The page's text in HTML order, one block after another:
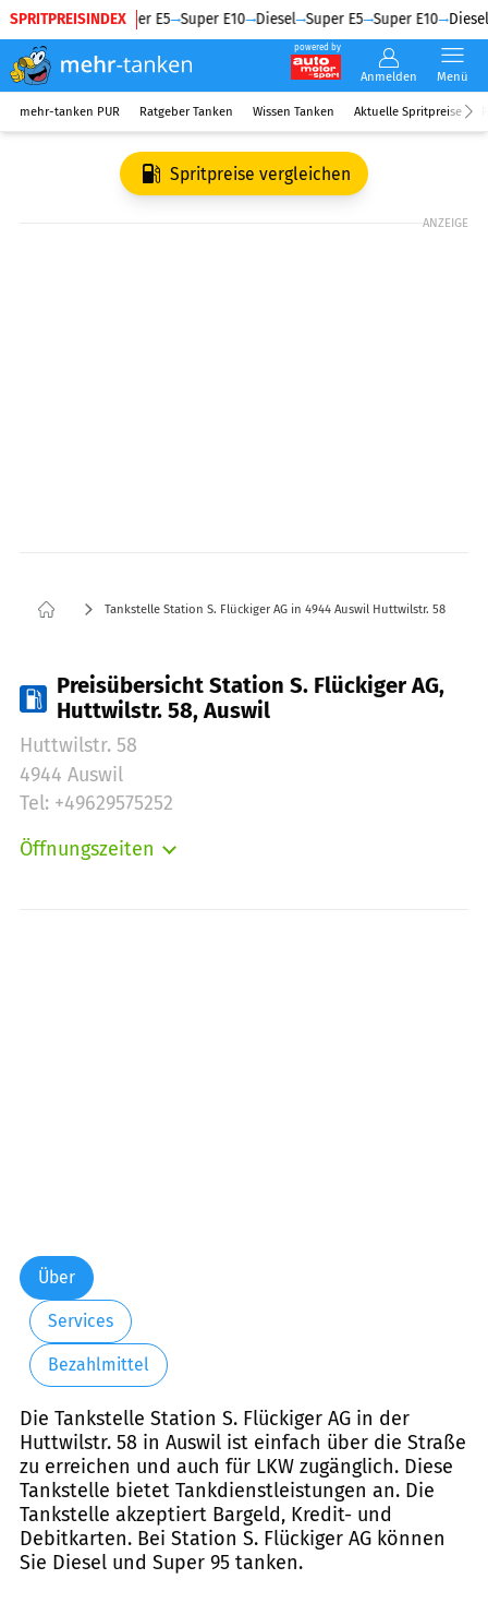
SPRITPREISINDEX
Diesel Super E5 Super E10 Diesel Super E5 Super E10 Diesel
powered by
Anmelden Menü
mehr-tanken PUR Ratgeber Tanken Wissen Tanken Aktuelle Spritpreise
Spritpreise vergleichen
ANZEIGE
Tankstelle Station S. Flückiger AG in 4944 Auswil Huttwilstr. 58
Preisübersicht Station S. Flückiger AG,
Huttwilstr. 58, Auswil
Huttwilstr. 58
4944 Auswil
Tel: +49629575252
Öffnungszeiten
Über
Services
Bezahlmittel
Die Tankstelle Station S. Flückiger AG in der
Huttwilstr. 58 in Auswil ist einfach über die Straße
zu erreichen und auch für LKW zugänglich. Diese
Tankstelle bietet Tankdienstleistungen an. Die
Tankstelle akzeptiert Bargeld, Kredit- und
Debitkarten. Bei Station S. Flückiger AG können
Sie Diesel und Super 95 tanken.